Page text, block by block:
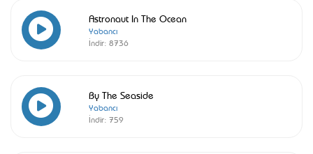
Astronaut In The Ocean
Yabancı
İndir: 8736
By The Seaside
Yabancı
İndir: 759